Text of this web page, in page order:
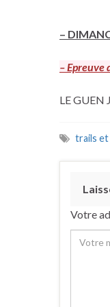
–
– Epreuve
LE GUEN
trails et
Votre